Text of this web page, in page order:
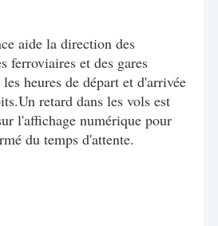
aide la direction des
ferroviaires et des gares
heures de départ et d'arrivée
retard dans les vols est
l'affichage numérique pour
du temps d'attente.